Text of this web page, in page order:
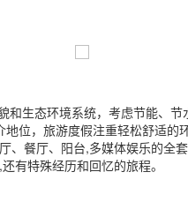
生态环境系统，考虑节能、
位，旅游度假注重轻松舒适的
餐厅、阳台,多媒体娱乐的全
有特殊经历和回忆的旅程。